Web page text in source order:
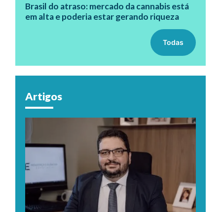
Brasil do atraso: mercado da cannabis está
em alta e poderia estar gerando riqueza
Todas
Artigos